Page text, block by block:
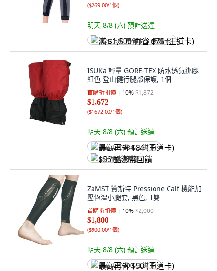
($269.00/1個)
明天 8/8 (六) 預計送達
满 $1,500 再省 $75 (王道卡)
ISUKa 輕量 GORE-TEX 防水透氣綁腿
紅色 登山健行腿部保護, 1個
首購折扣價 10%$1,872
$1,672
($1672.00/1個)
明天 8/8 (六) 預計送達
最高再省 $84 (王道卡)
$56 酷澎幣回饋
ZaMST 贊斯特 Pressione Calf 機能加
壓恆溫小腿套, 黑色, 1雙
首購折扣價 10%$2,000
$1,800
($900.00/1個)
明天 8/8 (六) 預計送達
最高再省 $90 (王道卡)